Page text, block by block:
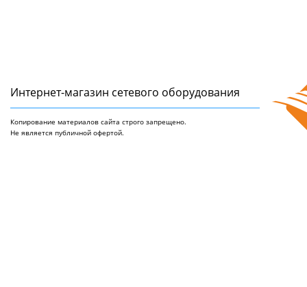
Интернет-магазин сетeвого оборудования
Копирование материалов сайта строго запрещено.
Не является публичной офертой.